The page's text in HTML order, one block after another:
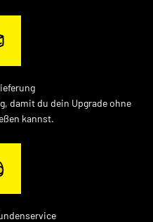
damit du dein Upgrade ohne
kannst.